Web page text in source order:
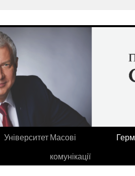
УніверситетМасові
комунікації